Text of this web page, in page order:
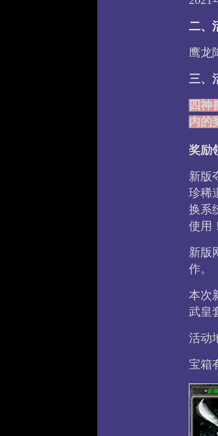
二、
鹰龙
三、
四神
内的
奖励
新版
珍稀
换系
使用
新版
作。
本次
武皇
活动
宝箱